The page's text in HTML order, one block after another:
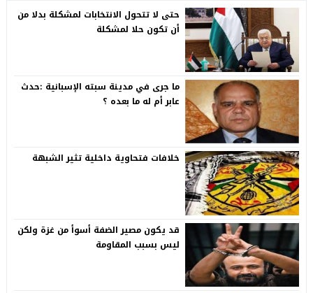
حتى لا تتحول الانتخابات لمشكلة بدلا من
أن تكون حلا لمشكلة
ما جرى في مدينة سبته الإسبانية :حدث
عابر أم له ما بعده ؟
خلافات فتحاوية داخلية تثير الشبهة
قد يكون مصير الضفة أسوأ من غزة ولكن
ليس بسبب المقاومة